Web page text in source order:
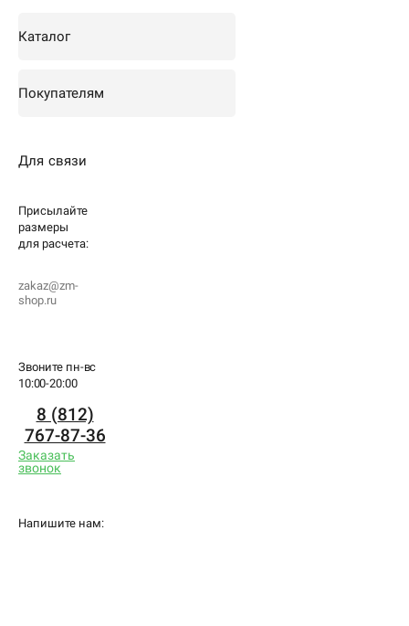
Каталог
Покупателям
Для связи
Присылайте
размеры
для расчета:
zakaz@zm-
shop.ru
Звоните пн-вс
10:00-20:00
8 (812)
767-87-36
Заказать
звонок
Напишите нам: